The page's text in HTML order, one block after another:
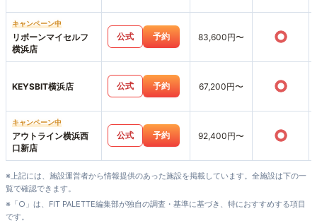
キャンペーン中
リボーンマイセルフ
横浜店
公式 予約 83,600円〜 ○
KEYSBIT横浜店 公式 予約 67,200円〜 ○
キャンペーン中
アウトライン横浜西
口新店
公式 予約 92,400円〜 ○
※上記には、施設運営者から情報提供のあった施設を掲載しています。全施設は下の一
覧で確認できます。
※「○」は、FIT PALETTE編集部が独自の調査・基準に基づき、特におすすめする項目
です。